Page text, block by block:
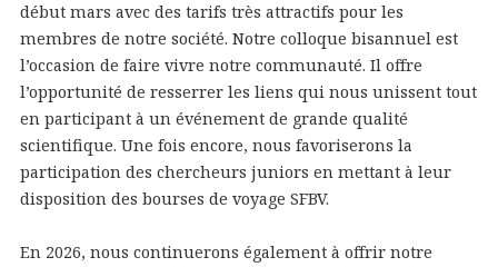
début mars avec des tarifs très attractifs pour les
membres de notre société. Notre colloque bisannuel est
l’occasion de faire vivre notre communauté. Il offre
l’opportunité de resserrer les liens qui nous unissent tout
en participant à un événement de grande qualité
scientifique. Une fois encore, nous favoriserons la
participation des chercheurs juniors en mettant à leur
disposition des bourses de voyage SFBV.
En 2026, nous continuerons également à offrir notre